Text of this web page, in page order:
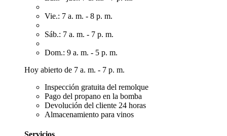
Vie.: 7 a. m. - 8 p. m.
Sáb.: 7 a. m. - 7 p. m.
Dom.: 9 a. m. - 5 p. m.
Hoy abierto de 7 a. m. - 7 p. m.
Inspección gratuita del remolque
Pago del propano en la bomba
Devolución del cliente 24 horas
Almacenamiento para vinos